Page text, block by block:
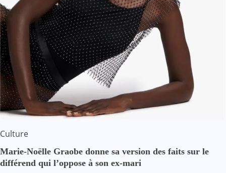
Culture
Marie-Noëlle Graobe donne sa version des faits sur le
différend qui l’oppose à son ex-mari